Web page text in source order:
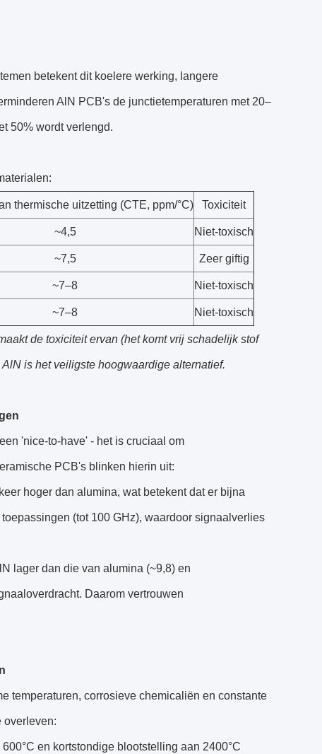
betekent dit koelere werking, langere
AlN PCB's de junctietemperaturen met 20–
50% wordt verlengd.
thermische uitzetting (CTE, ppm/°C) Toxiciteit
~4,5 Niet-toxisch
~7,5 Zeer giftig
~7–8 Niet-toxisch
~7–8 Niet-toxisch
de toxiciteit ervan (het komt vrij schadelijk stof
is het veiligste hoogwaardige alternatief.
'nice-to-have' - het is cruciaal om
PCB's blinken hierin uit:
hoger dan alumina, wat betekent dat er bijna
(tot 100 GHz), waardoor signaalverlies
lager dan die van alumina (~9,8) en
Daarom vertrouwen
temperaturen, corrosieve chemicaliën en constante
overleven:
en kortstondige blootstelling aan 2400°C